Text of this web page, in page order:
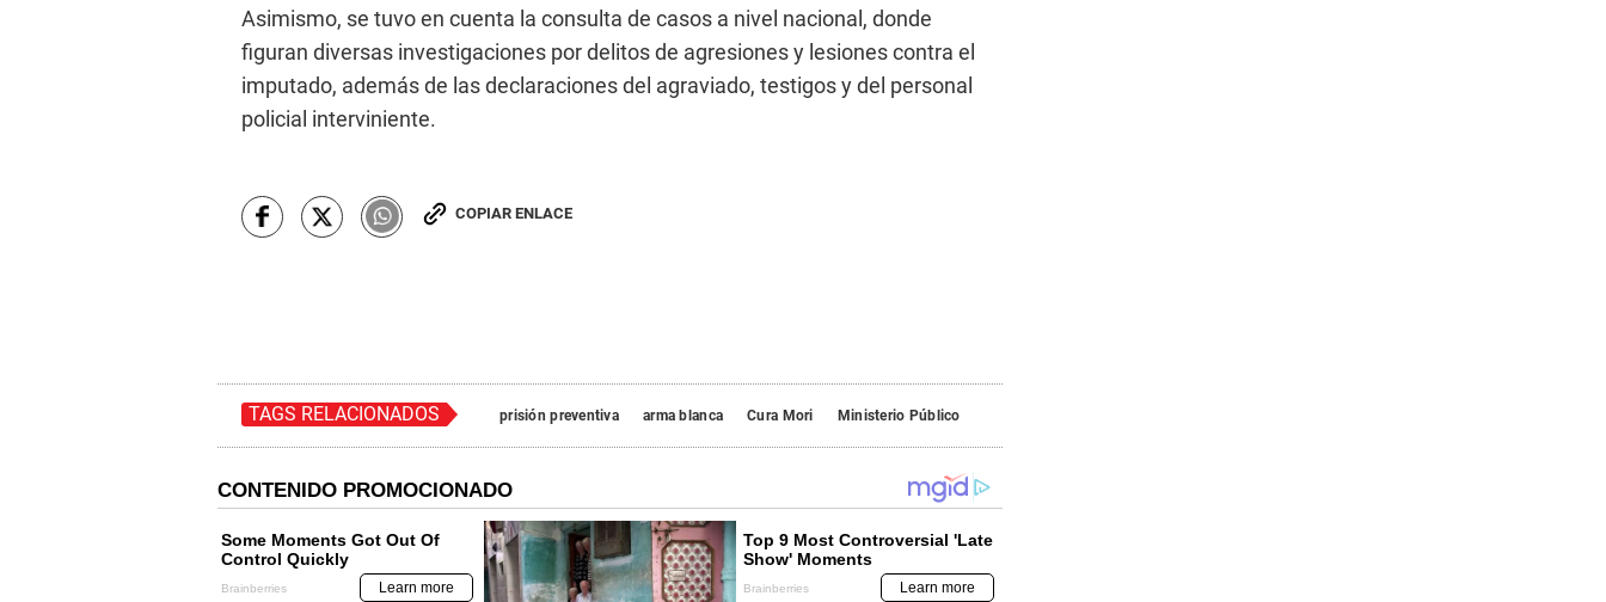
Asimismo, se tuvo en cuenta la consulta de casos a nivel nacional, donde
figuran diversas investigaciones por delitos de agresiones y lesiones contra el
imputado, además de las declaraciones del agraviado, testigos y del personal
policial interviniente.
COPIAR ENLACE
TAGS RELACIONADOS prisión preventiva arma blanca Cura Mori Ministerio Público